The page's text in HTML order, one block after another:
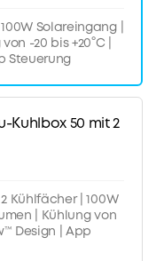
Solareingang |
-20 bis +20°C |
Steuerung
Kuhlbox 50 mit 2
Kühlfächer | 100W
| Kühlung von
Design | App